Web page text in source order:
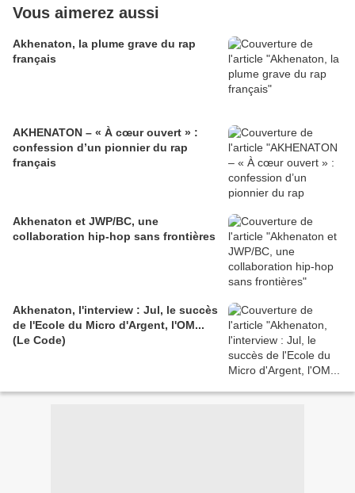
Vous aimerez aussi
Akhenaton, la plume grave du rap
français
AKHENATON – « À cœur ouvert » :
confession d’un pionnier du rap
français
Akhenaton et JWP/BC, une
collaboration hip-hop sans frontières
Akhenaton, l'interview : Jul, le succès
de l'Ecole du Micro d'Argent, l'OM...
(Le Code)